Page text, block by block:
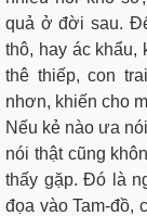
quả ở đời sau.
thô, hay ác khẩu,
thê thiếp, con
nhơn, khiến cho
Nếu kẻ nào ưa
nói thật cũng
thấy gặp. Ðó là
đọa vào Tam-đồ,